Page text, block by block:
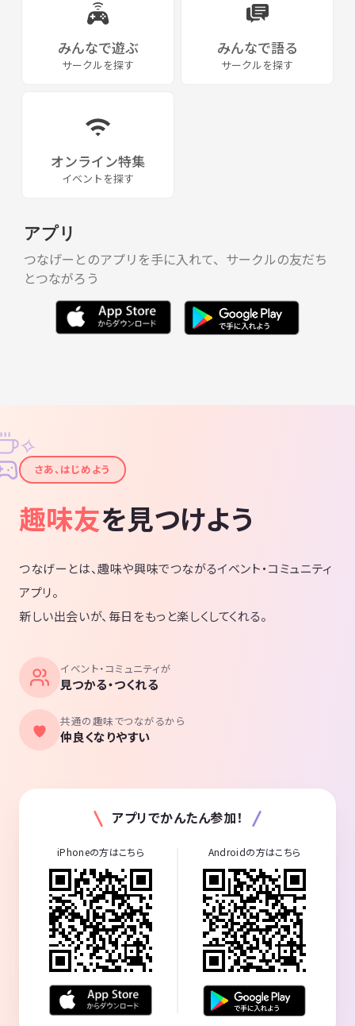
みんなで遊ぶ
サークルを探す
みんなで語る
サークルを探す
オンライン特集
イベントを探す
アプリ
つなげーとのアプリを手に入れて、サークルの友だち
とつながろう
✦
✧
さあ、はじめよう
趣味友を見つけよう
つなげーとは、趣味や興味でつながるイベント・コミュニティ
アプリ。
新しい出会いが、毎日をもっと楽しくしてくれる。
イベント・コミュニティが
見つかる・つくれる
共通の趣味でつながるから
仲良くなりやすい
アプリでかんたん参加！
iPhoneの方はこちら Androidの方はこちら